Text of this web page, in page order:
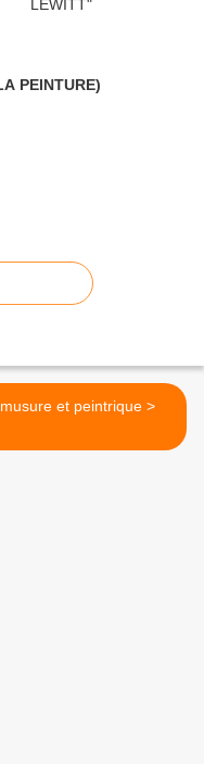
PEINTURE)
musure et peintrique >